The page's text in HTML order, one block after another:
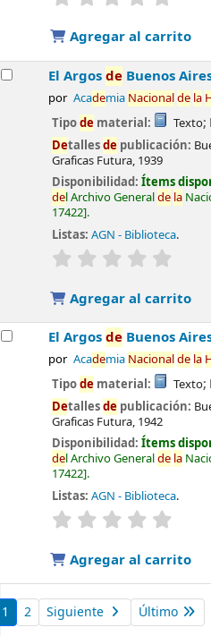
Agregar al carrito
El Argosde Buenos
por Academia Nacionalde la
Tipode material: Texto;
Detallesde publicación:
Graficas Futura, 1939
Disponibilidad:Ítems
del Archivo Generalde la
17422 .
Listas: AGN - Biblioteca.
valoración
Agregar al carrito
El Argosde Buenos
por Academia Nacionalde la
Tipode material: Texto;
Detallesde publicación:
Graficas Futura, 1942
Disponibilidad:Ítems
del Archivo Generalde la
17422 .
Listas: AGN - Biblioteca.
valoración
Agregar al carrito
1 2 Siguiente Último